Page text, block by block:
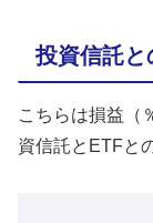
投資信託と
こちらは損益（
資信託とETFと